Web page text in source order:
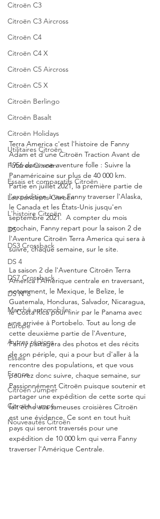
Citroën C3
Citroën C3 Aircross
Citroën C4
Citroën C4 X
Citroën C5 Aircross
Citroën C5 X
Citroën Berlingo
Citroën Basalt
Citroën Holidays
Utilitaires Citroën
Futures Citroën
Essais et comparatifs Citroën
Les concepts Citroën
L'histoire Citroën
DS
DS3 Crossback
DS 4
DS7 Crossback
DS N°8
Marché automobile
Europe
Autres régions
Essais
France
Citroën Jumper
Citroën Jumpy
Nouveautés Citroën
Terra America c'est l'histoire de Fanny
Adam et d'une Citroën Traction Avant de
1956 dans une aventure folle : Suivre la
Panaméricaine sur plus de 40 000 km.
Partie en juillet 2021, la première partie de
l'expédition à vue Fanny traverser l'Alaska,
le Canada et les États-Unis jusqu'en
septembre 2021.  A compter du mois
prochain, Fanny repart pour la saison 2 de
l'Aventure Citroën Terra America qui sera à
suivre, chaque semaine, sur le site.
La saison 2 de l'Aventure Citroën Terra
America l'Amérique centrale en traversant,
notamment, le Mexique, le Belize, le
Guatemala, Honduras, Salvador, Nicaragua,
le Costa Rica pour finir par le Panama avec
une arrivée à Portobelo. Tout au long de
cette deuxième partie de l'Aventure,
Fanny partagera des photos et des récits
de son périple, qui a pour but d'aller à la
rencontre des populations, et que vous
pourrez donc suivre, chaque semaine, sur
Passionnément Citroën puisque soutenir et
partager une expédition de cette sorte qui
fait écho aux fameuses croisières Citroën
est une évidence. Ce sont en tout huit
pays qui seront traversés pour une
expédition de 10 000 km qui verra Fanny
traverser l'Amérique Centrale.